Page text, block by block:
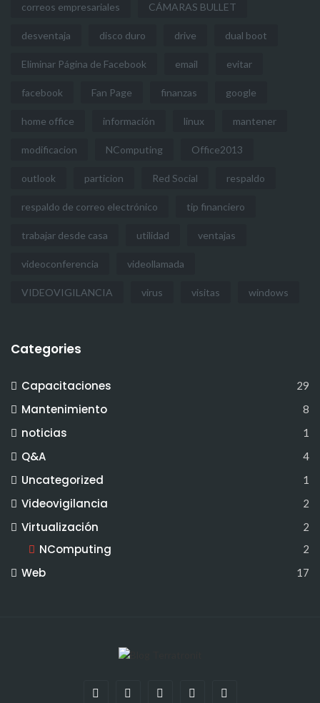
correos empresariales CÁMARAS BULLET
desventaja disco duro drive dual boot
Eliminar Página de Facebook email evitar
facebook Fan Page finanzas google
home office información linux mantener
modificacion NComputing Office2013
outlook particion Red Social respaldo
respaldo de correo electrónico tip financiero
trabajar desde casa utilidad ventajas
videoconferencia videollamada
VIDEOVIGILANCIA virus visitas windows
Categories
Capacitaciones 29
Mantenimiento 8
noticias 1
Q&A 4
Uncategorized 1
Videovigilancia 2
Virtualización 2
NComputing 2
Web 17